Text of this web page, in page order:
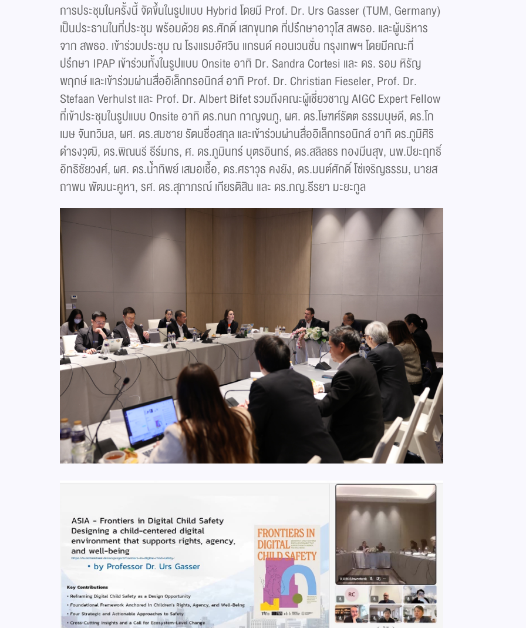
การประชุมในครั้งนี้ จัดขึ้นในรูปแบบ Hybrid โดยมี Prof. Dr. Urs Gasser (TUM, Germany)
เป็นประธานในที่ประชุม พร้อมด้วย ดร.ศักดิ์ เสกขุนทด ที่ปรึกษาอาวุโส สพธอ. และผู้บริหาร
จาก สพธอ. เข้าร่วมประชุม ณ โรงแรมอัศวิน แกรนด์ คอนเวนชั่น กรุงเทพฯ โดยมีคณะที่
ปรึกษา IPAP เข้าร่วมทั้งในรูปแบบ Onsite อาทิ Dr. Sandra Cortesi และ ดร. รอม หิรัญ
พฤกษ์ และเข้าร่วมผ่านสื่ออิเล็กทรอนิกส์ อาทิ Prof. Dr. Christian Fieseler, Prof. Dr.
Stefaan Verhulst และ Prof. Dr. Albert Bifet รวมถึงคณะผู้เชี่ยวชาญ AIGC Expert Fellow
ที่เข้าประชุมในรูปแบบ Onsite อาทิ ดร.กนก กาญจนภู, ผศ. ดร.โษฑศ์รัตต ธรรมบุษดี, ดร.โก
เมษ จันทวิมล, ผศ. ดร.สมชาย รัตนชื่อสกุล และเข้าร่วมผ่านสื่ออิเล็กทรอนิกส์ อาทิ ดร.ภูมิศิริ
ดำรงวุฒิ, ดร.พิณนรี ธีร์มกร, ศ. ดร.ภูมินทร์ บุตรอินทร์, ดร.สลิลธร ทองมีนสุข, นพ.ปิยะฤทธิ์
อิทธิชัยวงศ์, ผศ. ดร.น้ำทิพย์ เสมอเชื้อ, ดร.ศราวุธ คงยัง, ดร.มนต์ศักดิ์ โซ่เจริญธรรม, นายส
ถาพน พัฒนะคูหา, รศ. ดร.สุภาภรณ์ เกียรติสิน และ ดร.ภญ.ธีรยา มะยะกูล